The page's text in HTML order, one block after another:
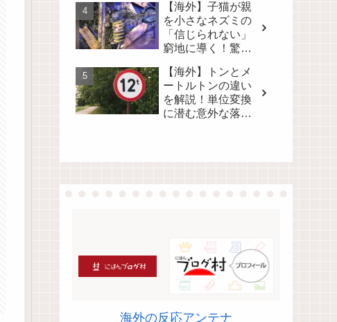
【海外】子猫が親
を小さなネズミの
「信じられない」
窮地に導く！驚き
【海外】トンとメ
ートルトンの違い
を解説！単位変換
に潜む意外な落と
海外の反応アンテナ